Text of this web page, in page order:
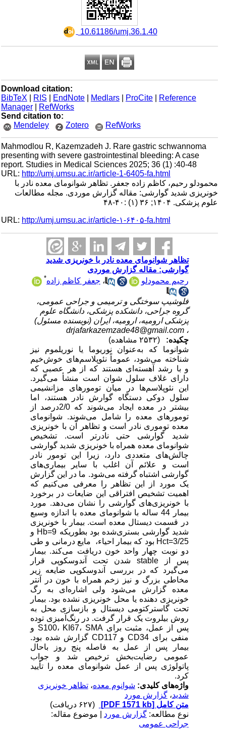
‎ 10.61186/umj.36.1.40
Download citation:
BibTeX
| RIS |EndNote |Medlars |ProCite |Reference
Manager
|RefWorks
Send citation to:
Mendeley
Zotero RefWorks
Mahmodlou R, Kazemzadeh J. Rare gastric schwannoma
presenting with severe gastrointestinal bleeding: A case
report. Studies in Medical Sciences 2025; 36 (1) :40-48
URL:http://umj.umsu.ac.ir/article-1-6405-fa.html
محمودلو رحیم، کاظم زاده جعفر. تظاهر شوانومای معده نادر با
خونریزی شدید گوارشی: مقاله گزارش موردی. مجله مطالعات
علوم پزشکی. ۱۴۰۴; ۳۶ (۱) :۴۰-۴۸
URL:http://umj.umsu.ac.ir/article-۱-۶۴۰۵-fa.html
تظاهر شوانومای معده نادر با خونریزی شدید
گوارشی: مقاله گزارش موردی
رحیم محمودلو
،جعفر کاظم زاده*
فلوشیپ سوختگی و ترمیمی و جراحی عمومی،
گروه جراحی، دانشکده پزشکی، دانشگاه علوم
پزشکی ارومیه، ارومیه، ایران (نویسنده مسئول)
drjafarkazemzade48@gmail.com
چکیده:
شوانوما که به‌عنوان نوریوما یا نوریلموم نیز
شناخته می‌شود، عموماً نئوپلاسم‌های خوش‌خیم
و با رشد آهسته‌ای هستند که از هر عصبی که
دارای غلاف سلول شوان است منشأ می‌گیرد.
این نئوپلاسم‌ها در میان تومورهای مزانشیمی
سلول دوکی دستگاه گوارش نادر هستند، اما
بیشتر در معده ایجاد می‌شوند که 2/0درصد از
تومورهای معده را شامل می‌شوند. شوانومای
معده توموری نادر است و تظاهر آن با خونریزی
شدید گوارشی حتی نادرتر است. تشخیص
شوانومای معده همراه با خونریزی شدید گوارشی
چالش‌های متعددی دارد، زیرا این تومور نادر
است و علائم آن اغلب با سایر بیماری‌های
گوارشی اشتباه گرفته می‌شود. ما در این گزارش
یک مورد از این تظاهر را معرفی می‌کنیم که
اهمیت تشخیص افتراقی این ضایعات در برخورد
با خونریزی‌های گوارشی را نشان می‌دهد. مورد
بیمار 44 ساله با شوانومای معده با اندازه وسیع
در قسمت دیستال معده است. بیمار با خونریزی
شدید گوارشی بستری‌شده بود بطوریکه 9=Hb و
3/25=Hct بود که بیمار احیاء، مایع درمانی و طی
دو نوبت چهار واحد خون دریافت می‌کند. بیمار
پس از stable شدن تحت آندوسکوپی قرار
می‌گیرد که در بررسی آندوسکوپی ضایعه زیر
مخاطی بزرگ و نیز زخم همراه با خون در آنتر
معده گزارش می‌شود ولی اشاره‌ای به رگ
خونریزی دهنده یا محل خونریزی نشده بود. بیمار
تحت گاسترکتومی دیستال و بازسازی محل به
روش بیلروت یک قرار گرفت. در رنگ‌آمیزی توده
پس از عمل، مثبت برای S100، KI67، SMA و
منفی برای CD34 و CD117 گزارش شده بود.
بیمار پس از عمل به فاصله پنج روز باحال
عمومی رضایت‌بخش ترخیص شد و جواب
پاتولوژی پس از عمل شوانومای معده را تأیید
کرد.
واژه‌های کلیدی:شوانوم معده،تظاهر خونریزی
شدید،گزارش مورد
متن کامل[PDF 1571 kb]
نوع مطالعه:گزارش مورد | موضوع مقاله:
جراحی عمومی